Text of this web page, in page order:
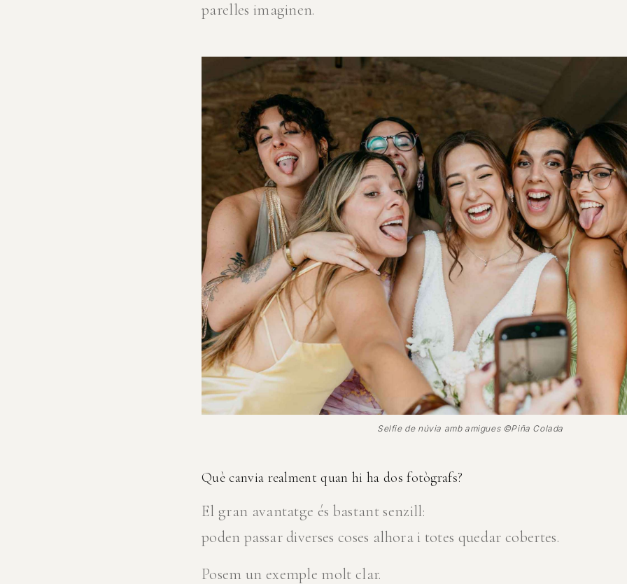
parelles imaginen.
Selfie de núvia amb amigues ©Piña Colada
Què canvia realment quan hi ha dos fotògrafs?
El gran avantatge és bastant senzill:
poden passar diverses coses alhora i totes quedar cobertes.
Posem un exemple molt clar.